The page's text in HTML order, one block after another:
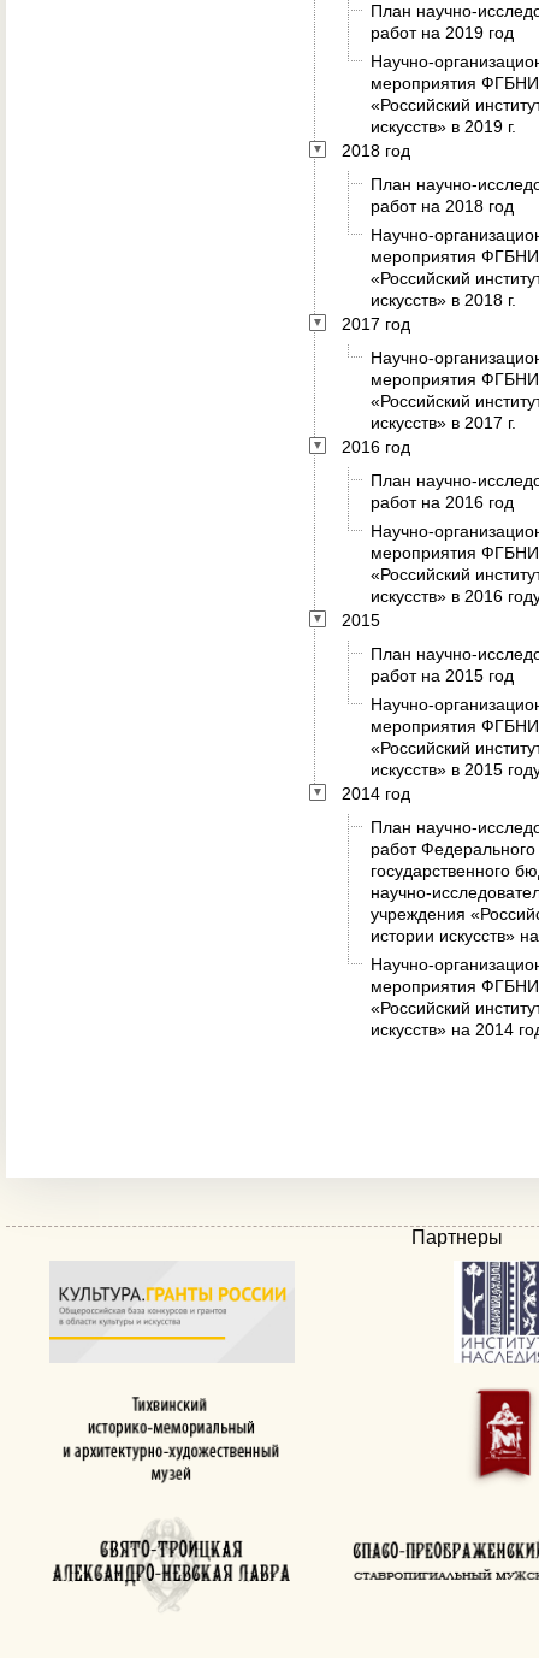
План научно-
работ на 2019 год
Научно-
мероприятия
«Российский
искусств» в 2019 г.
2018 год
План научно-
работ на 2018 год
Научно-
мероприятия
«Российский
искусств» в 2018 г.
2017 год
Научно-
мероприятия
«Российский
искусств» в 2017 г.
2016 год
План научно-
работ на 2016 год
Научно-
мероприятия
«Российский
искусств» в 2016
2015
План научно-
работ на 2015 год
Научно-
мероприятия
«Российский
искусств» в 2015
2014 год
План научно-
работ Федерального
государственного
научно-
учреждения
истории искусств»
Научно-
мероприятия
«Российский
искусств» на 2014
Партнеры